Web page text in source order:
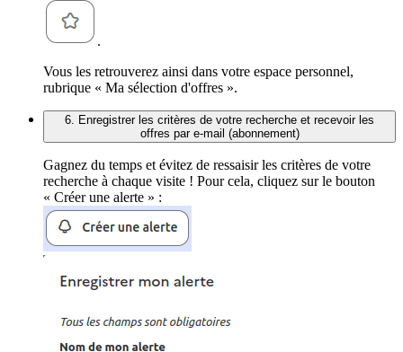
.
Vous les retrouverez ainsi dans votre espace personnel,
rubrique « Ma sélection d'offres ».
6. Enregistrer les critères de votre recherche et recevoir les
offres par e-mail (abonnement)
Gagnez du temps et évitez de ressaisir les critères de votre
recherche à chaque visite ! Pour cela, cliquez sur le bouton
« Créer une alerte » :